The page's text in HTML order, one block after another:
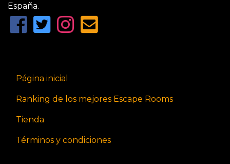
España.
Página inicial
Ranking de los mejores Escape Rooms
Tienda
Términos y condiciones